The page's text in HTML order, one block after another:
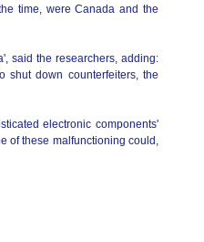
time, were Canada and the
said the researchers, adding:
shut down counterfeiters, the
electronic components'
of these malfunctioning could,